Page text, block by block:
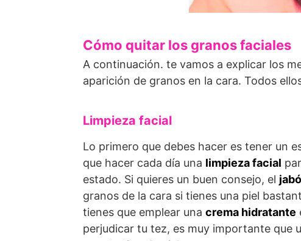
Cómo quitar los granos faciales
A continuación. te vamos a explicar los
aparición de granos en la cara. Todos
Limpieza facial
Lo primero que debes hacer es tener un
que hacer cada día una limpieza facial
estado. Si quieres un buen consejo, el
granos de la cara si tienes una piel
tienes que emplear una crema hidratante
perjudicar tu tez, es muy importante que